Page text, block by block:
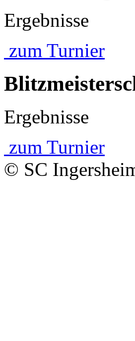
Ergebnisse
zum Turnier
Ergebnisse
zum Turnier
© SC